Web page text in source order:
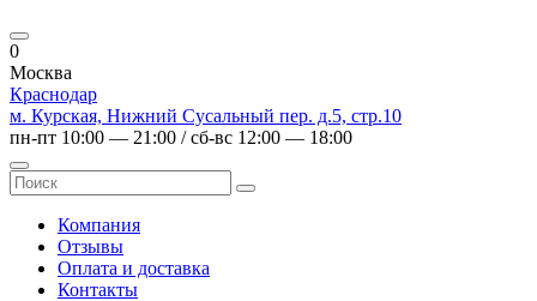
0
Москва
Краснодар
м. Курская, Нижний Сусальный пер. д.5, стр.10
пн-пт 10:00 — 21:00 / сб-вс 12:00 — 18:00
Компания
Отзывы
Оплата и доставка
Контакты